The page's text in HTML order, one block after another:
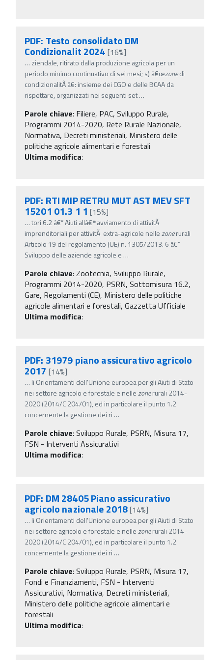
PDF: Testo consolidato DM
Condizionalit 2024 [16%]
… ziendale, ritirato dalla produzione agricola per un
periodo minimo continuativo di sei mesi; s) â€œzonedi
condizionalitÃ â€: insieme dei CGO e delle BCAA da
rispettare, organizzati nei seguenti set…
Parole chiave: Filiere, PAC, Sviluppo Rurale,
Programmi 2014-2020, Rete Rurale Nazionale,
Normativa, Decreti ministeriali, Ministero delle
politiche agricole alimentari e forestali
Ultima modifica:
PDF: RTI MIP RETRU MUT AST MEV SFT
15201 01.3 1 1[15%]
…tori 6.2 â€“ Aiuti allâ€™avviamento di attivitÃ
imprenditoriali per attivitÃ extra-agricole nellezonerurali
Articolo 19 del regolamento (UE) n. 1305/2013. 6 â€“
Sviluppo delle aziende agricole e …
Parole chiave: Zootecnia, Sviluppo Rurale,
Programmi 2014-2020, PSRN, Sottomisura 16.2,
Gare, Regolamenti (CE), Ministero delle politiche
agricole alimentari e forestali, Gazzetta Ufficiale
Ultima modifica:
PDF: 31979 piano assicurativo agricolo
2017 [14%]
… li Orientamenti dell'Unione europea per gli Aiuti di Stato
nei settore agricolo e forestale e nellezonerurali 2014-
2020 (2014/C 204/01), ed in particolare il punto 1.2
concernente la gestione dei ri …
Parole chiave: Sviluppo Rurale, PSRN, Misura 17,
FSN - Interventi Assicurativi
Ultima modifica:
PDF: DM 28405 Piano assicurativo
agricolo nazionale 2018[14%]
… li Orientamenti dell'Unione europea per gli Aiuti di Stato
nei settore agricolo e forestale e nellezonerurali 2014-
2020 (2014/C 204/01), ed in particolare il punto 1.2
concernente la gestione dei ri …
Parole chiave: Sviluppo Rurale, PSRN, Misura 17,
Fondi e Finanziamenti, FSN - Interventi
Assicurativi, Normativa, Decreti ministeriali,
Ministero delle politiche agricole alimentari e
forestali
Ultima modifica: